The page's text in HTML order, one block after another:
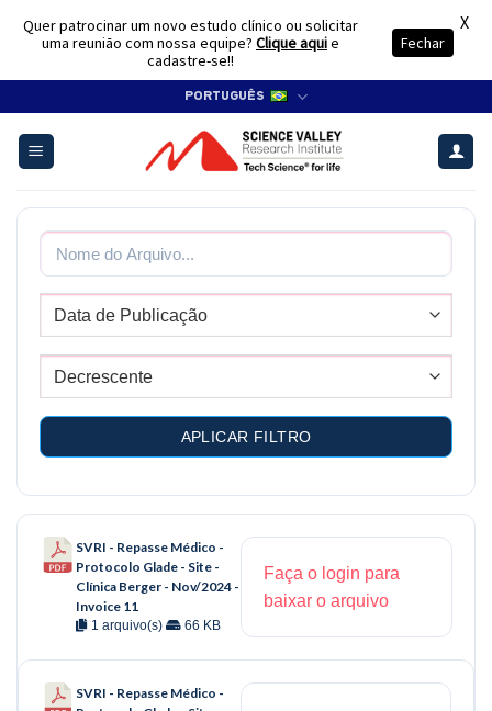
content
PORTUGUÊS
APLICAR FILTRO
SVRI - Repasse Médico -
Protocolo Glade - Site -
Clínica Berger - Nov/2024 -
Invoice 11
1 arquivo(s) 66 KB
Faça o login para
baixar o arquivo
SVRI - Repasse Médico -
Quer patrocinar um novo estudo clínico ou solicitar
uma reunião com nossa equipe? Clique aquie
cadastre-se!!
Fechar
X